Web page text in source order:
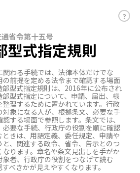
省令第十五号
型式指定規則
わる手続では、法律本体だけでな
の前提を定める法令まで確認する場面
部型式指定規則は、2016年に公布され
型式指定について、申請、届出、様
理するために置かれています。行政
象になる人が、根拠条文、必要な手
する場面で参照します。条文では、
必要な手続、行政庁の役割を順に確認
きは、用語定義、委任規定、申請や
、関連する政令、省令、告示とのつ
ります。章名や条文見出しを手がか
象者、行政庁の役割をつなげて読む
べきかが見えやすくなります。
？